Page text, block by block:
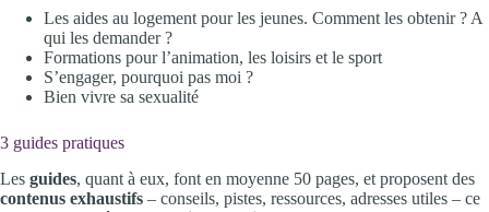
Les aides au logement pour les jeunes. Comment les obtenir ? A
qui les demander ?
Formations pour l’animation, les loisirs et le sport
S’engager, pourquoi pas moi ?
Bien vivre sa sexualité
3 guides pratiques
Les guides, quant à eux, font en moyenne 50 pages, et proposent des
contenus exhaustifs – conseils, pistes, ressources, adresses utiles – ce